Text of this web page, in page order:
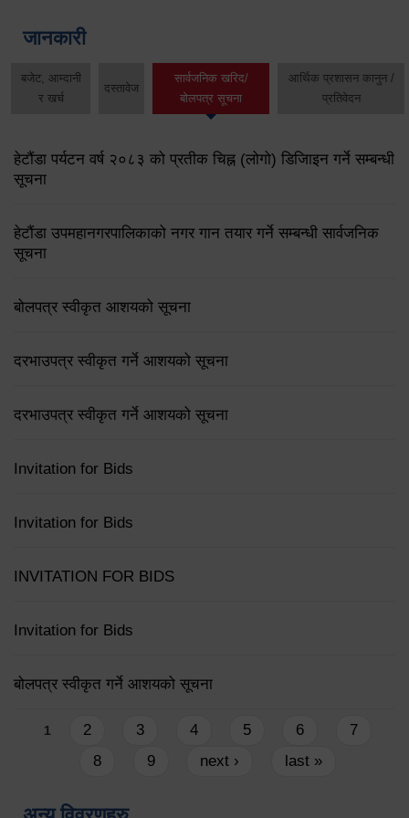
जानकारी
बजेट, आम्दानी
र खर्च
दस्तावेज
सार्वजनिक खरिद/
बोलपत्र सूचना
आर्थिक प्रशासन कानुन /
प्रतिवेदन
हेटौंडा पर्यटन वर्ष २०८३ को प्रतीक चिह्न (लोगो) डिजिाइन गर्ने सम्बन्धी
सूचना
हेटौंडा उपमहानगरपालिकाको नगर गान तयार गर्ने सम्बन्धी सार्वजनिक
सूचना
बोलपत्र स्वीकृत आशयको सूचना
दरभाउपत्र स्वीकृत गर्ने आशयको सूचना
दरभाउपत्र स्वीकृत गर्ने आशयको सूचना
Invitation for Bids
Invitation for Bids
INVITATION FOR BIDS
Invitation for Bids
बोलपत्र स्वीकृत गर्ने आशयको सूचना
Pages
1 2 3 4 5 6
7
8
9 next › last »